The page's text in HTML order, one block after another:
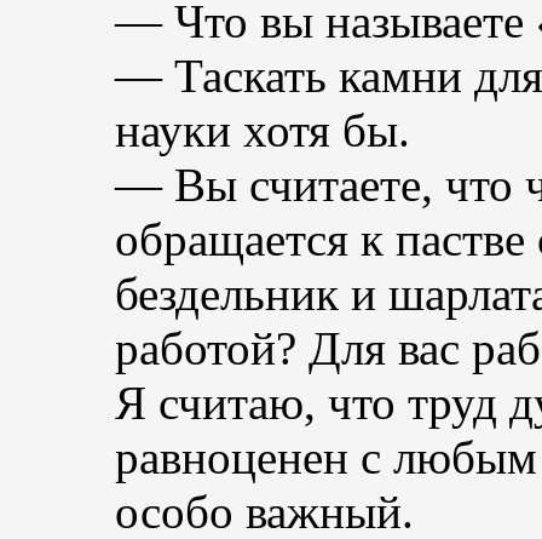
— Что вы называете
— Таскать камни
науки хотя бы.
— Вы считаете, что
обращается к
бездельник и
работой? Для вас
Я считаю, что труд
равноценен с
особо важный.